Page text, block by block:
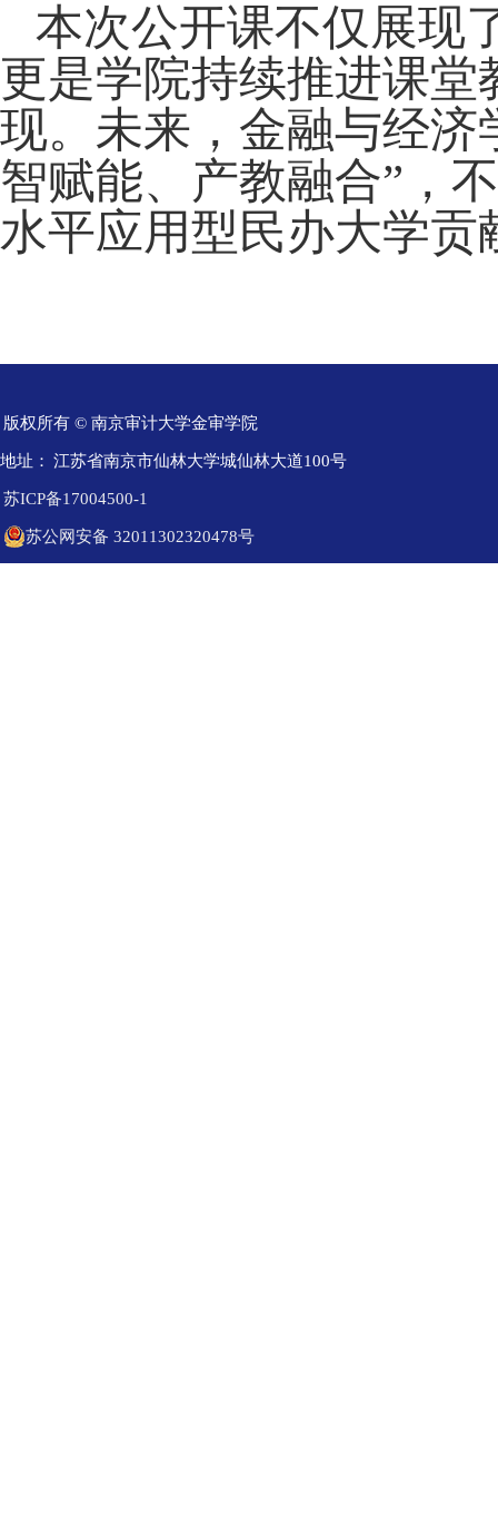
本次公开课不仅展现
更是学院持续推进课堂
现。未来，金融与经济
智赋能、产教融合”，
水平应用型民办大学贡
版权所有 © 南京审计大学金审学院
地址： 江苏省南京市仙林大学城仙林大道100号
苏ICP备17004500-1
苏公网安备 32011302320478号